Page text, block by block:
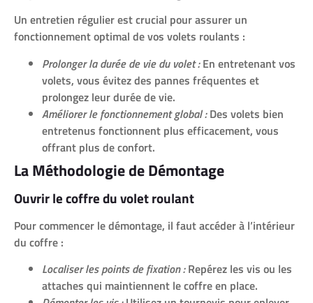
Un entretien régulier est crucial pour assurer un
fonctionnement optimal de vos volets roulants :
Prolonger la durée de vie du volet :En entretenant vos
volets, vous évitez des pannes fréquentes et
prolongez leur durée de vie.
Améliorer le fonctionnement global :Des volets bien
entretenus fonctionnent plus efficacement, vous
offrant plus de confort.
La Méthodologie de Démontage
Ouvrir le coffre du volet roulant
Pour commencer le démontage, il faut accéder à l’intérieur
du coffre :
Localiser les points de fixation :Repérez les vis ou les
attaches qui maintiennent le coffre en place.